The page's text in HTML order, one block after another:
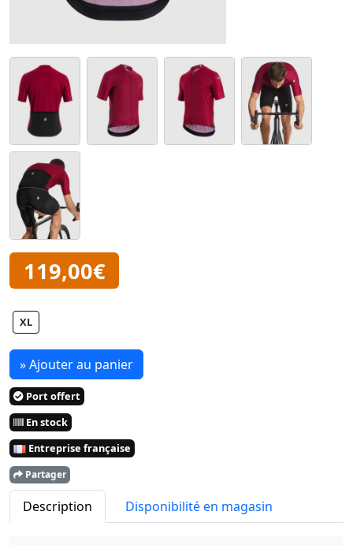
119,00€
XL
» Ajouter au panier
Port offert
En stock
Entreprise française
Partager
Description Disponibilité en magasin